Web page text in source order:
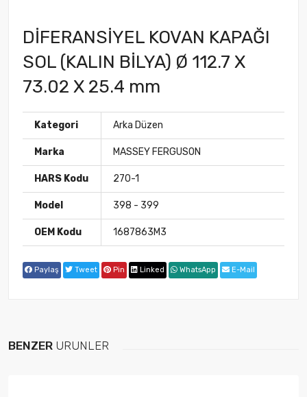
DİFERANSİYEL KOVAN KAPAĞI
SOL (KALIN BİLYA) Ø 112.7 X
73.02 X 25.4 mm
Kategori Arka Düzen
Marka MASSEY FERGUSON
HARS Kodu 270-1
Model 398 - 399
OEM Kodu 1687863M3
Paylaş Tweet Pin Linked WhatsApp E-Mail
BENZER ÜRÜNLER